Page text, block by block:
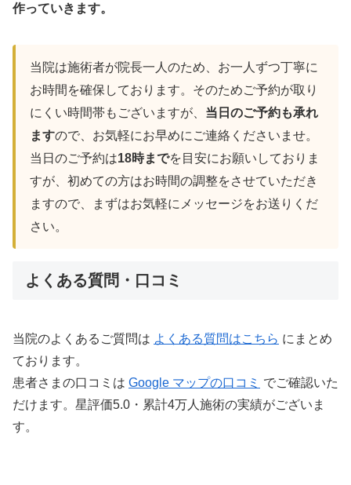
作っていきます。
当院は施術者が院長一人のため、お一人ずつ丁寧に
お時間を確保しております。そのためご予約が取り
にくい時間帯もございますが、 当日のご予約も承れ
ますので、お気軽にお早めにご連絡くださいませ。
当日のご予約は18時までを目安にお願いしておりま
すが、初めての方はお時間の調整をさせていただき
ますので、まずはお気軽にメッセージをお送りくだ
さい。
よくある質問・口コミ
当院のよくあるご質問は よくある質問はこちら にまとめ
ております。
患者さまの口コミは Google マップの口コミ でご確認いた
だけます。星評価5.0・累計4万人施術の実績がございま
す。